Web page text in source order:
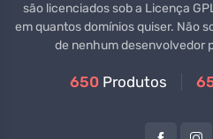
são licenciados sob a Licença
em quantos domínios quiser. Não
de nenhum desenvolvedor
650 Produtos